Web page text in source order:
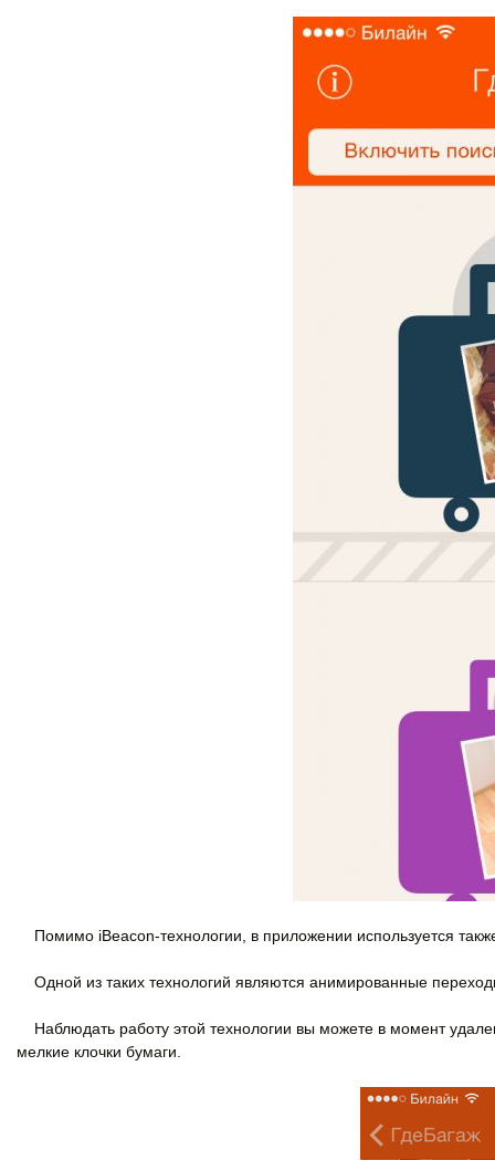
Помимо iBeacon-технологии, в приложении используется
Одной из таких технологий являются анимированные
Наблюдать работу этой технологии вы можете в момент
мелкие клочки бумаги.